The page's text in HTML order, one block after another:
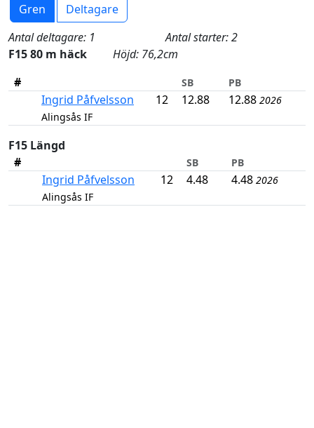
Gren
Deltagare
Antal deltagare: 1
Antal starter: 2
F15 80 m häck
Höjd: 76,2cm
#
SB PB
Ingrid Påfvelsson
Alingsås IF
12 12.88 12.88 2026
F15 Längd
#
SB PB
Ingrid Påfvelsson
Alingsås IF
12 4.48 4.48 2026